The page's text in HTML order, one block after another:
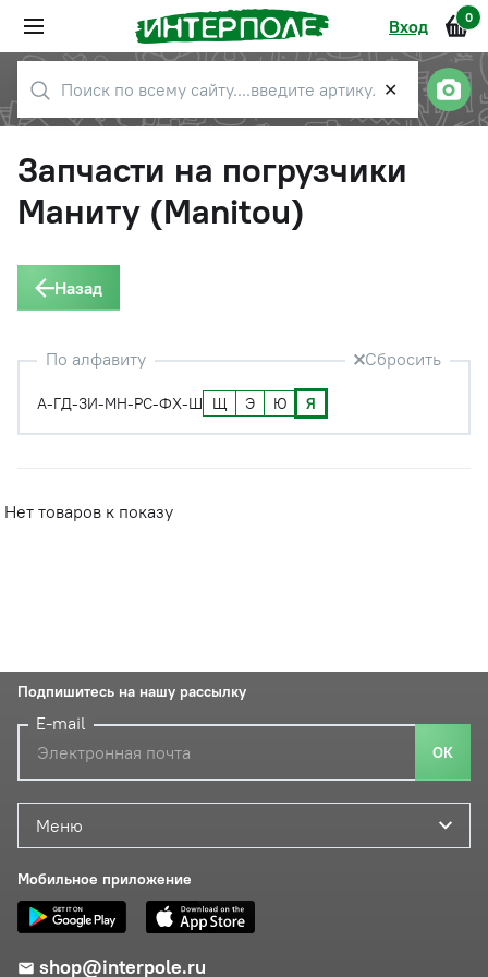
Вход 0
✕
Запчасти на погрузчики
Маниту (Manitou)
Назад
По алфавиту Сбросить
А-ГД-ЗИ-МН-РС-ФХ-Ш Щ Э Ю Я
Нет товаров к показу
Меню
Мобильное приложение
shop@interpole.ru
Подпишитесь на нашу рассылку
E-mail
ОК